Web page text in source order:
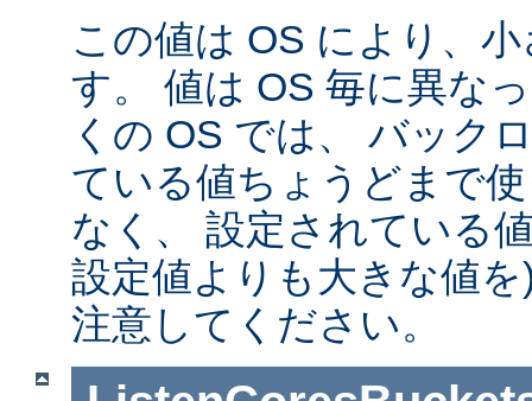
この値は OS により、
す。 値は OS 毎に異な
くの OS では、 バック
ている値ちょうどまで
なく、 設定されている
設定値よりも大きな値
注意してください。